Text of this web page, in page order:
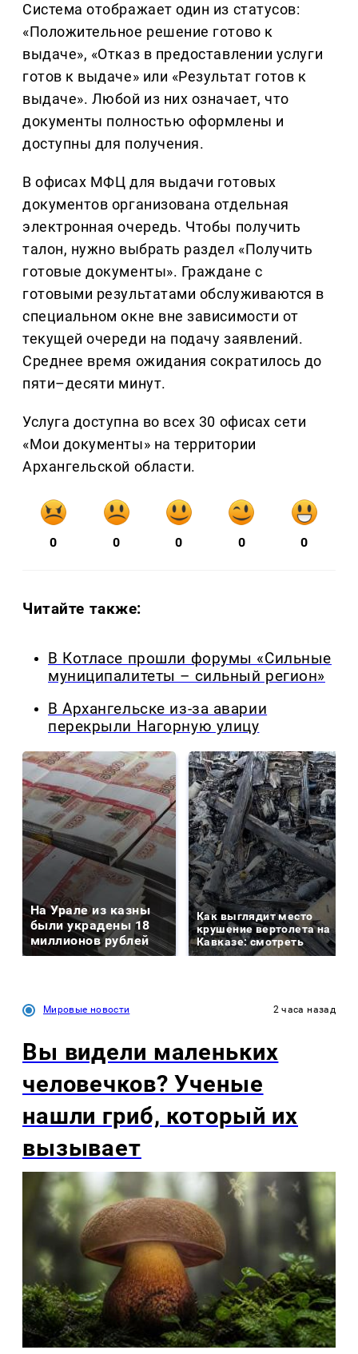
Система отображает один из статусов:
«Положительное решение готово к
выдаче», «Отказ в предоставлении услуги
готов к выдаче» или «Результат готов к
выдаче». Любой из них означает, что
документы полностью оформлены и
доступны для получения.
В офисах МФЦ для выдачи готовых
документов организована отдельная
электронная очередь. Чтобы получить
талон, нужно выбрать раздел «Получить
готовые документы». Граждане с
готовыми результатами обслуживаются в
специальном окне вне зависимости от
текущей очереди на подачу заявлений.
Среднее время ожидания сократилось до
пяти–десяти минут.
Услуга доступна во всех 30 офисах сети
«Мои документы» на территории
Архангельской области.
0 0 0 0 0
Читайте также:
В Котласе прошли форумы «Сильные
муниципалитеты – сильный регион»
В Архангельске из-за аварии
перекрыли Нагорную улицу
На Урале из казны
были украдены 18
миллионов рублей
Как выглядит место
крушение вертолета на
Кавказе: смотреть
Мировые новости 2 часа назад
Вы видели маленьких
человечков? Ученые
нашли гриб, который их
вызывает